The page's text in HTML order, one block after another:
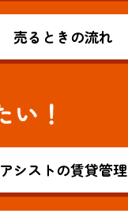
売るときの流れ
アシストの賃貸管理